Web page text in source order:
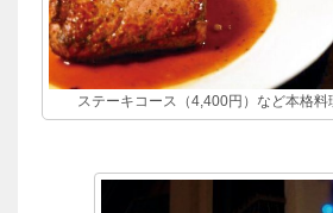
ステーキコース（4,400円）など本格料